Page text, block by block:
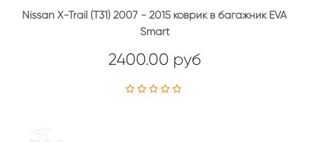
Nissan X-Trail (T31) 2007 - 2015 коврик в багажник EVA
Smart
2400.00 руб